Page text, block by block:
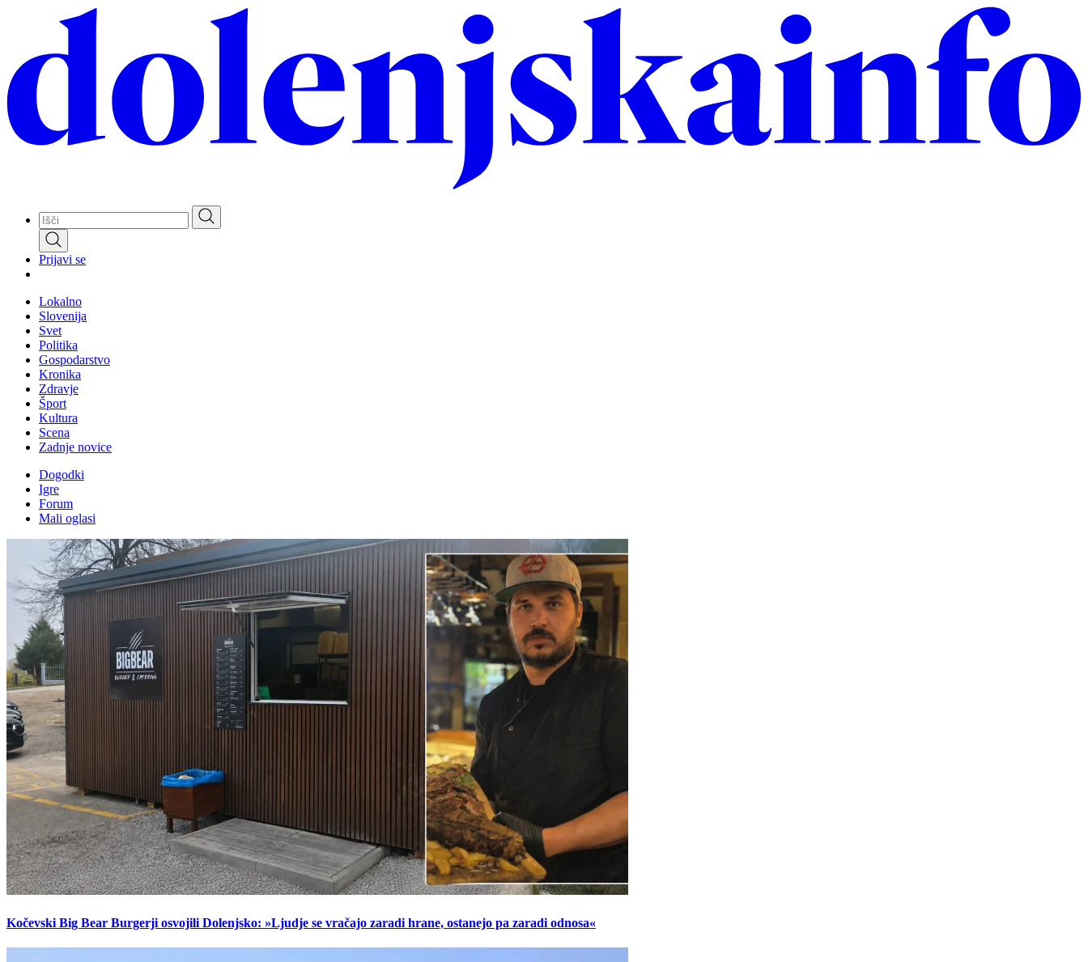
content
Prijavi se
Lokalno
Slovenija
Svet
Politika
Gospodarstvo
Kronika
Zdravje
Šport
Kultura
Scena
Zadnje novice
Dogodki
Igre
Forum
Mali oglasi
Kočevski Big Bear Burgerji osvojili Dolenjsko: »Ljudje se vračajo zaradi hrane, ostanejo pa zaradi odnosa«